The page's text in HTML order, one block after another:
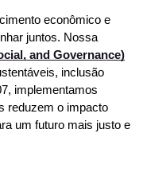
econômico e
juntos. Nossa
and Governance)
inclusão
implementamos
reduzem o impacto
um futuro mais justo e